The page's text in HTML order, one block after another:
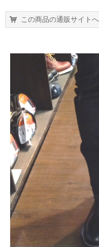
この商品の通販サイトへ